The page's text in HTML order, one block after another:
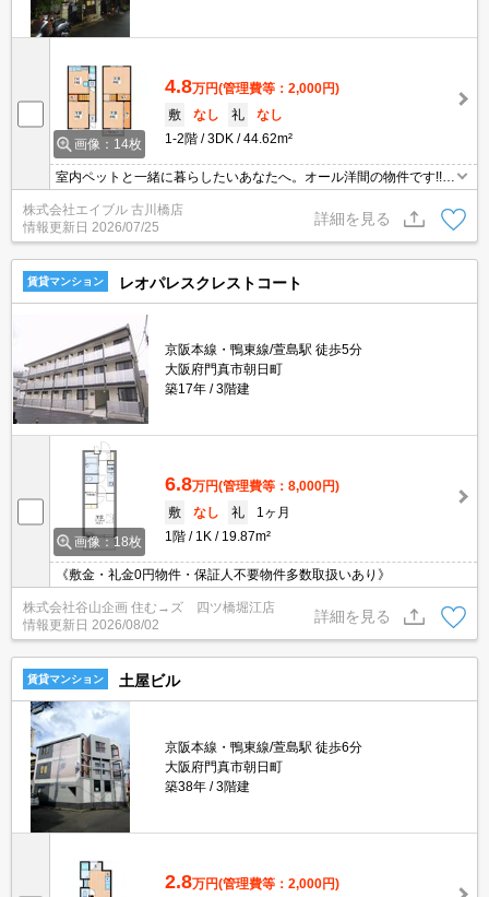
画像：14枚
4.8万円(管理費等：2,000円)
敷
なし 礼
なし
1-2階
3DK 44.62m²
室内ペットと一緒に暮らしたいあなたへ。オール洋間の物件です!!。
ぜひお問い合わせください!。
株式会社エイブル 古川橋店
情報更新日 2026/07/25
詳細を見る
賃貸マンション レオパレスクレストコート
京阪本線・鴨東線/萱島駅 徒歩5分
大阪府門真市朝日町
築17年
3階建
画像：18枚
6.8万円(管理費等：8,000円)
敷
なし 礼
1ヶ月
1階
1K 19.87m²
《敷金・礼金0円物件・保証人不要物件多数取扱いあり》
株式会社谷山企画 住む→ズ 四ツ橋堀江店
情報更新日 2026/08/02
詳細を見る
賃貸マンション 土屋ビル
京阪本線・鴨東線/萱島駅 徒歩6分
大阪府門真市朝日町
築38年
3階建
2.8万円(管理費等：2,000円)